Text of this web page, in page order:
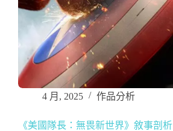
4 月, 2025 作品分析
《美國隊長：無畏新世界》敘事剖析